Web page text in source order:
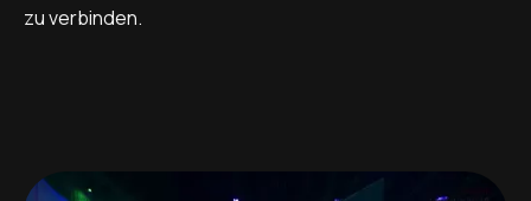
zu verbinden.